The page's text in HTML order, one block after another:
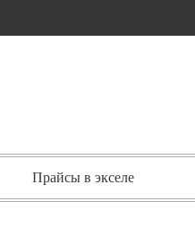
Прайсы в экселе